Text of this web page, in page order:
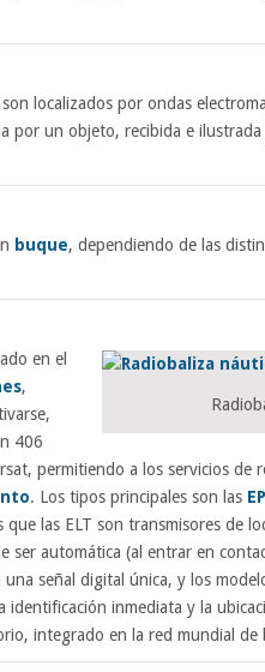
localizados por ondas
por un objeto, recibida e
buque, dependiendo de las
en el
,
406
permitiendo a los servicios de
. Los tipos principales son las
las ELT son transmisores de
ser automática (al entrar en
señal digital única, y los
identificación inmediata y la
integrado en la red mundial de